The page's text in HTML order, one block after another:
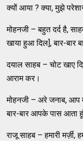
क्यों आया ? क्या, मुझे
मोहनजी – बहुत दर्द है,
खाया हुआ दिल], बार-बार
दयाल साहब – चोट खाए
आराम कर।
मोहनजी – अरे जनाब, आप
बार-बार आपके पास आता
राजू साहब – हमारी